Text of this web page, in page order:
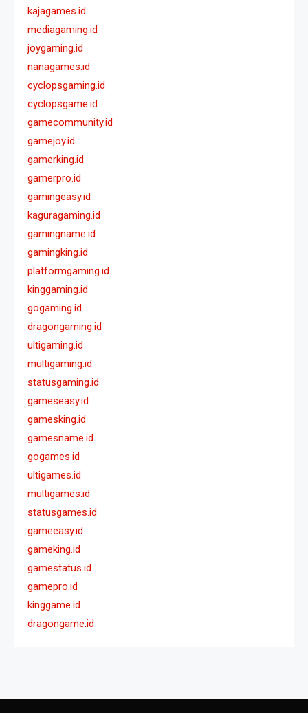
kajagames.id
mediagaming.id
joygaming.id
nanagames.id
cyclopsgaming.id
cyclopsgame.id
gamecommunity.id
gamejoy.id
gamerking.id
gamerpro.id
gamingeasy.id
kaguragaming.id
gamingname.id
gamingking.id
platformgaming.id
kinggaming.id
gogaming.id
dragongaming.id
ultigaming.id
multigaming.id
statusgaming.id
gameseasy.id
gamesking.id
gamesname.id
gogames.id
ultigames.id
multigames.id
statusgames.id
gameeasy.id
gameking.id
gamestatus.id
gamepro.id
kinggame.id
dragongame.id